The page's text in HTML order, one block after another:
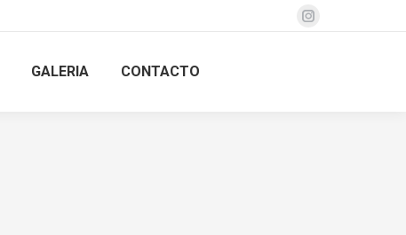
Instagram
GALERIA CONTACTO